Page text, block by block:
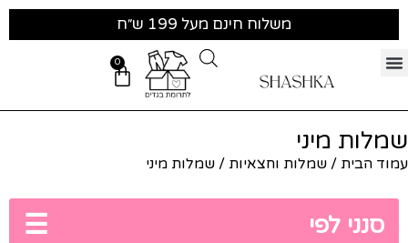
משלוח חינם מעל 199 ש״ח
0
שמלות מיני
עמוד הבית / שמלות וחצאיות / שמלות מיני
סנני לפי ☰